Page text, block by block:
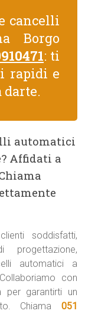
cancelli
Borgo
: ti
rapidi e
automatici
Affidati a
soddisfatti,
automatici a
con
per garantirti un
Chiama 051